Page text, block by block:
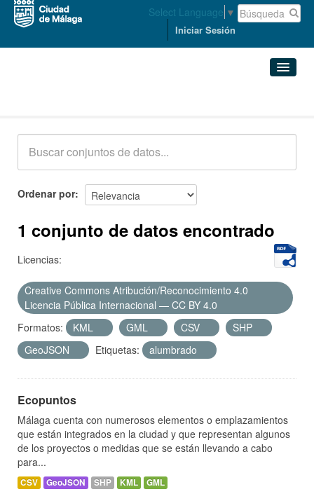
Select Language ▼
Iniciar Sesión
Acerca de
Ordenar por
1 conjunto de datos encontrado
Licencias:
Creative Commons Atribución/Reconocimiento 4.0
Licencia Pública Internacional — CC BY 4.0
Formatos:
KML GML CSV
SHP
GeoJSON
Etiquetas: alumbrado
Ecopuntos
Málaga cuenta con numerosos elementos o emplazamientos
que están integrados en la ciudad y que representan algunos
de los proyectos o medidas que se están llevando a cabo
para...
CSV GeoJSON SHP KML GML